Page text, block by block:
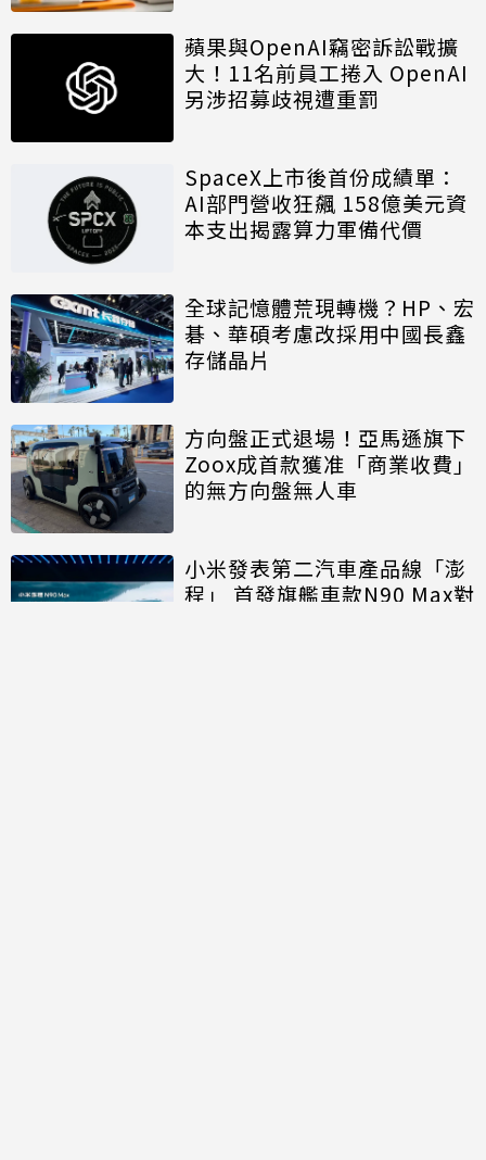
蘋果與OpenAI竊密訴訟戰擴
大！11名前員工捲入 OpenAI
另涉招募歧視遭重罰
SpaceX上市後首份成績單：
AI部門營收狂飆 158億美元資
本支出揭露算力軍備代價
全球記憶體荒現轉機？HP、宏
碁、華碩考慮改採用中國長鑫
存儲晶片
方向盤正式退場！亞馬遜旗下
Zoox成首款獲准「商業收費」
的無方向盤無人車
小米發表第二汽車產品線「澎
程」 首發旗艦車款N90 Max對